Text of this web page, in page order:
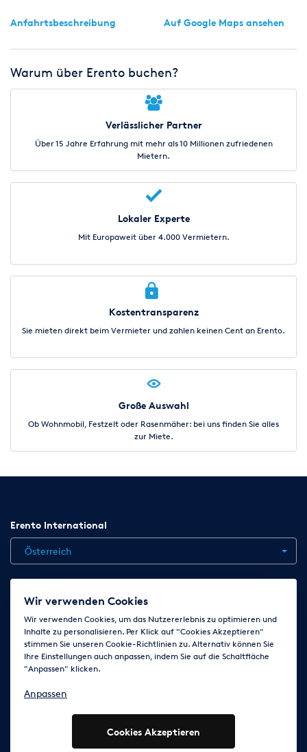
Anfahrtsbeschreibung Auf Google Maps ansehen
Warum über Erento buchen?
Verlässlicher Partner
Über 15 Jahre Erfahrung mit mehr als 10 Millionen zufriedenen
Mietern.
Lokaler Experte
Mit Europaweit über 4.000 Vermietern.
Kostentransparenz
Sie mieten direkt beim Vermieter und zahlen keinen Cent an Erento.
Große Auswahl
Ob Wohnmobil, Festzelt oder Rasenmäher: bei uns finden Sie alles
zur Miete.
Erento International
Österreich
Jobs Kontakt News
AGB
Impressum Cookie-Einstellungen ändern
Folge uns auf
© 2003 - 2026 Erento Campanda GmbH - Alle Rechte
Wir verwenden Cookies
Wir verwenden Cookies, um das Nutzererlebnis zu optimieren und
Inhalte zu personalisieren. Per Klick auf "Cookies Akzeptieren"
stimmen Sie unseren Cookie-Richtlinien zu. Alternativ können Sie
Ihre Einstellungen auch anpassen, indem Sie auf die Schaltfläche
"Anpassen" klicken.
Anpassen
Cookies Akzeptieren